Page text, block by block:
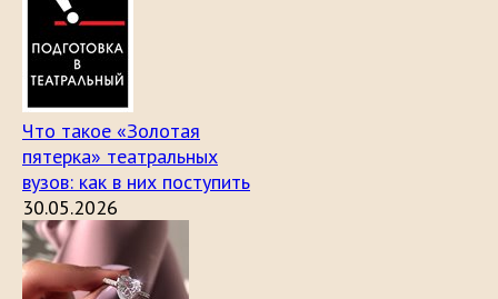
Что такое «Золотая
пятерка» театральных
вузов: как в них поступить
30.05.2026